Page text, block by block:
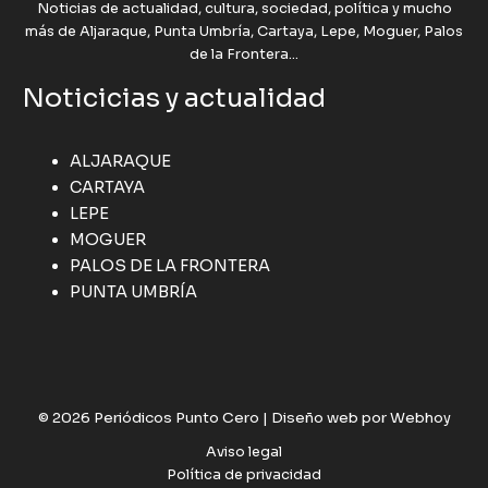
Noticias de actualidad, cultura, sociedad, política y mucho
más de Aljaraque, Punta Umbría, Cartaya, Lepe, Moguer, Palos
de la Frontera...
Noticicias y actualidad
ALJARAQUE
CARTAYA
LEPE
MOGUER
PALOS DE LA FRONTERA
PUNTA UMBRÍA
© 2026 Periódicos Punto Cero | Diseño web por Webhoy
Aviso legal
Política de privacidad